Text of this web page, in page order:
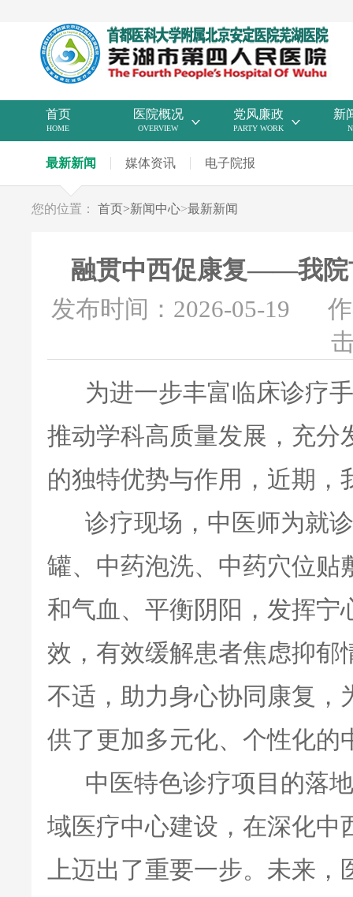
首页
HOME
医院概况
OVERVIEW
党风廉政
PARTY WORK
新
最新新闻 媒体资讯 电子院报
您的位置： 首页>新闻中心>最新新闻
融贯中西促康复——我院
发布时间：2026-05-19
为进一步丰富临床诊疗手
推动学科高质量发展，充分
的独特优势与作用，近期
诊疗现场，中医师为就诊
罐、中药泡洗、中药穴位贴
和气血、平衡阴阳，发挥宁
效，有效缓解患者焦虑抑郁
不适，助力身心协同康复，
供了更加多元化、个性化的
中医特色诊疗项目的落地
域医疗中心建设，在深化中
上迈出了重要一步。未来，